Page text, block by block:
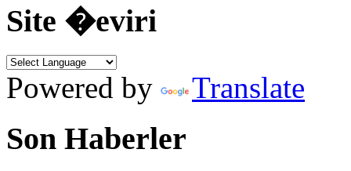
Site �eviri
Powered by Translate
Son Haberler